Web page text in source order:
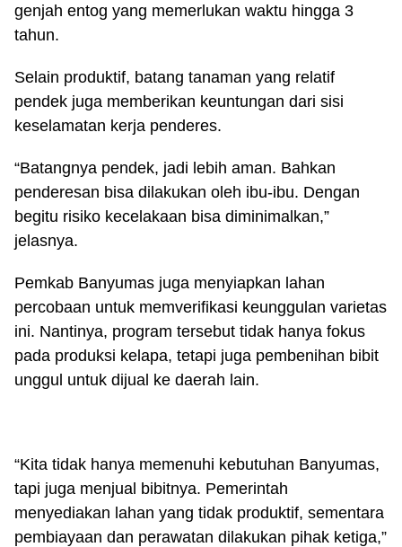
genjah entog yang memerlukan waktu hingga 3
tahun.
Selain produktif, batang tanaman yang relatif
pendek juga memberikan keuntungan dari sisi
keselamatan kerja penderes.
“Batangnya pendek, jadi lebih aman. Bahkan
penderesan bisa dilakukan oleh ibu-ibu. Dengan
begitu risiko kecelakaan bisa diminimalkan,”
jelasnya.
Pemkab Banyumas juga menyiapkan lahan
percobaan untuk memverifikasi keunggulan varietas
ini. Nantinya, program tersebut tidak hanya fokus
pada produksi kelapa, tetapi juga pembenihan bibit
unggul untuk dijual ke daerah lain.
“Kita tidak hanya memenuhi kebutuhan Banyumas,
tapi juga menjual bibitnya. Pemerintah
menyediakan lahan yang tidak produktif, sementara
pembiayaan dan perawatan dilakukan pihak ketiga,”